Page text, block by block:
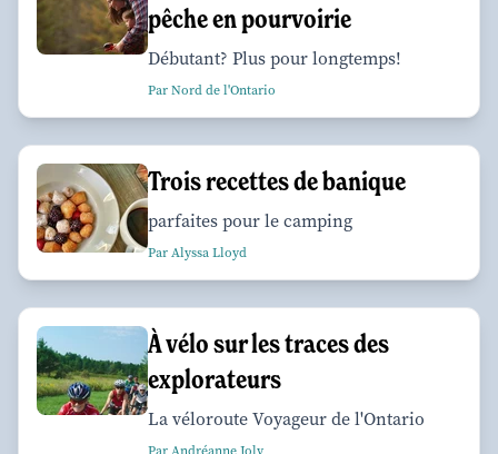
pêche en pourvoirie
Débutant? Plus pour longtemps!
Par Nord de l'Ontario
Trois recettes de banique
parfaites pour le camping
Par Alyssa Lloyd
À vélo sur les traces des
explorateurs
La véloroute Voyageur de l'Ontario
Par Andréanne Joly